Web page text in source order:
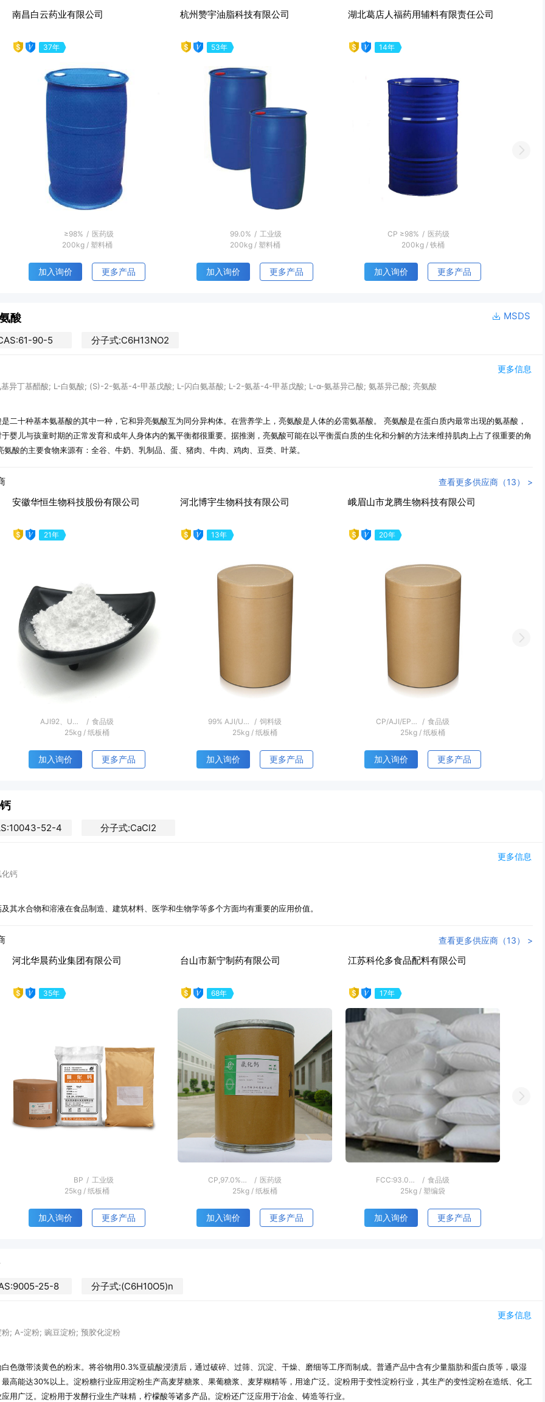
苏州市明华糖醇有限公司
22年
99.9% / -
-
加入询价 更多产品
陕西大生制药科技有限公司
25年
CP / 医药级
25kg/塑料桶
加入询价 更多产品
河北日昌晟化工有限公司
14年
≥85% / 工业级
180kg/ 塑料桶
加入询价 更多产品
Next
酸 MSDS
90-5 分子式:C6H13NO2
更多信息
异丁基醋酸; L-白氨酸; (S)-2-氨基-4-甲基戊酸; L-闪白氨基酸; L-2-氨基-4-甲基戊酸; L-α-氨基异己酸; 氨基异己酸; 亮氨酸
二十种基本氨基酸的其中一种，它和异亮氨酸互为同分异构体。在营养学上，亮氨酸是人体的必需氨基酸。 亮氨酸是在蛋白质内最常出现的氨基酸，
婴儿与孩童时期的正常发育和成年人身体内的氮平衡都很重要。据推测，亮氨酸可能在以平衡蛋白质的生化和分解的方法来维持肌肉上占了很重要的角
氨酸的主要食物来源有：全谷、牛奶、乳制品、蛋、猪肉、牛肉、鸡肉、豆类、叶菜。
查看更多供应商（13） >
湖北省八峰药化股份有限公司
29年
USP/EP/BP/CP/AJI / 医药级
25kg / 纸板桶
加入询价 更多产品
河北安米诺氨基酸科技股份有限公司
15年
99% / 医药级
25kg / 纸板桶
加入询价 更多产品
无锡晶海氨基酸股份有限公司
31年
CP/EP/AJI/USP/高纯企标 / 医药级
25kg / 纸板桶
加入询价 更多产品
Next
52-4 分子式:CaCl2
更多信息
化钙
其水合物和溶液在食品制造、建筑材料、医学和生物学等多个方面均有重要的应用价值。
查看更多供应商（13） >
南通翔泰化工有限公司
20年
≥99% / 医药级
25kg / 塑编袋
加入询价 更多产品
潍坊邦华化工有限公司
17年
≥94% / 工业级
25kg / 塑编袋
加入询价 更多产品
广西云波健康科技有限公司
7年
无水氯化钙：≥93.0%；氯化钙溶液：38.0~45.0% / 食品级
25kg/纸袋
加入询价 更多产品
Next
25-8 分子式:(C6H10O5)n
更多信息
粉; Α-淀粉; 豌豆淀粉; 预胶化淀粉
色微带淡黄色的粉末。将谷物用0.3%亚硫酸浸渍后，通过破碎、过筛、沉淀、干燥、磨细等工序而制成。普通产品中含有少量脂肪和蛋白质等，吸湿
高能达30%以上。淀粉糖行业应用淀粉生产高麦芽糖浆、果葡糖浆、麦芽糊精等，用途广泛。淀粉用于变性淀粉行业，其生产的变性淀粉在造纸、化工
用广泛。淀粉用于发酵行业生产味精，柠檬酸等诸多产品。淀粉还广泛应用于冶金、铸造等行业。